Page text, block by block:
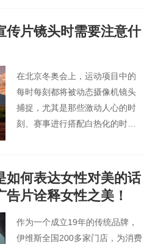
致分为前期策划、中期拍摄、后
期制作三大部分。其实省钱的小
来让我们逐个剖析，看看哪些地
方可以多花钱，哪些地方又能少
花钱！
传片镜头时需要注意什
在北京冬奥会上，运动项目中的
每时每刻都将被动态摄像机镜头
捕捉，尤其是那些激动人心的时
刻、赛事进行搭配白热化的时
动的瞬间镜头。这种拍摄方式也
会用在一些创意企业宣传片的画
面拍摄中，体现被拍摄对象的酷
炫。
如何表达女性对美的话
片诠释女性之美！
作为一个成立19年的传统品牌，
伊维斯全国200多家门店，为消费